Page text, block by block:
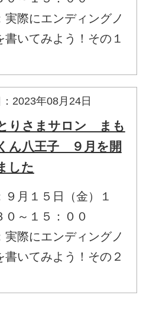
実際にエンディングノ
書いてみよう！その１
2023年08月24日
りさまサロン まも
ん八王子 ９月を開
した
９月１５日（金）１
０～１５：００
実際にエンディングノ
書いてみよう！その２